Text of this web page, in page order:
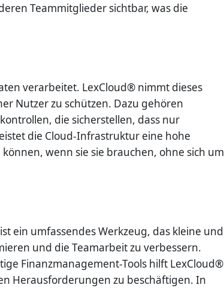
Teammitglieder sichtbar, was die
verarbeitet. LexCloud® nimmt dieses
Nutzer zu schützen. Dazu gehören
die sicherstellen, dass nur
die Cloud-Infrastruktur eine hohe
wenn sie sie brauchen, ohne sich um
ein umfassendes Werkzeug, das kleine und
und die Teamarbeit zu verbessern.
Finanzmanagement-Tools hilft LexCloud®
Herausforderungen zu beschäftigen. In